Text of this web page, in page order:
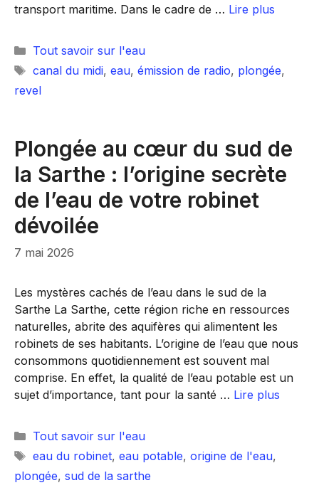
transport maritime. Dans le cadre de … Lire plus
Catégories
Tout savoir sur l'eau
Étiquettes
canal du midi, eau, émission de radio, plongée,
revel
Plongée au cœur du sud de
la Sarthe : l’origine secrète
de l’eau de votre robinet
dévoilée
7 mai 2026
Les mystères cachés de l’eau dans le sud de la
Sarthe La Sarthe, cette région riche en ressources
naturelles, abrite des aquifères qui alimentent les
robinets de ses habitants. L’origine de l’eau que nous
consommons quotidiennement est souvent mal
comprise. En effet, la qualité de l’eau potable est un
sujet d’importance, tant pour la santé … Lire plus
Catégories
Tout savoir sur l'eau
Étiquettes
eau du robinet, eau potable, origine de l'eau,
plongée, sud de la sarthe